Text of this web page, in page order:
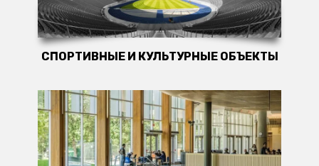
СПОРТИВНЫЕ И КУЛЬТУРНЫЕ ОБЪЕКТЫ